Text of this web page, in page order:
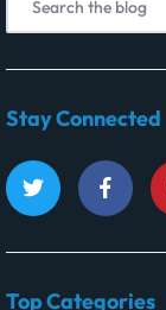
Stay Connected
Top Categories